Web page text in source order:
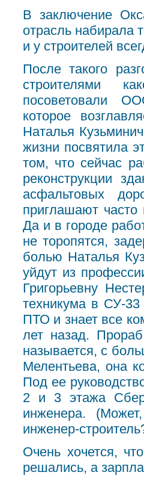
В заключение
отрасль набирала
и у строителей
После такого
строителями
посоветовали
которое
Наталья
жизни посвятила
том, что сейчас
реконструкции
асфальтовых
приглашают часто
Да и в городе
не торопятся,
болью Наталья
уйдут из
Григорьевну
техникума в СУ-
ПТО и знает все
лет назад.
называется, с
Мелентьева, она
Под ее
2 и 3 этажа
инженера.
инженер-
Очень хочется,
решались, а